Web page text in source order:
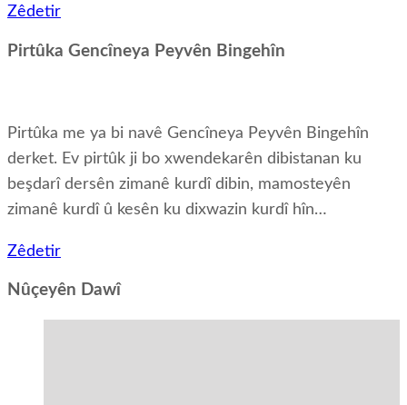
Zêdetir
Pirtûka Gencîneya Peyvên Bingehîn
Pirtûka me ya bi navê Gencîneya Peyvên Bingehîn
derket. Ev pirtûk ji bo xwendekarên dibistanan ku
beşdarî dersên zimanê kurdî dibin, mamosteyên
zimanê kurdî û kesên ku dixwazin kurdî hîn…
Zêdetir
Nûçeyên Dawî